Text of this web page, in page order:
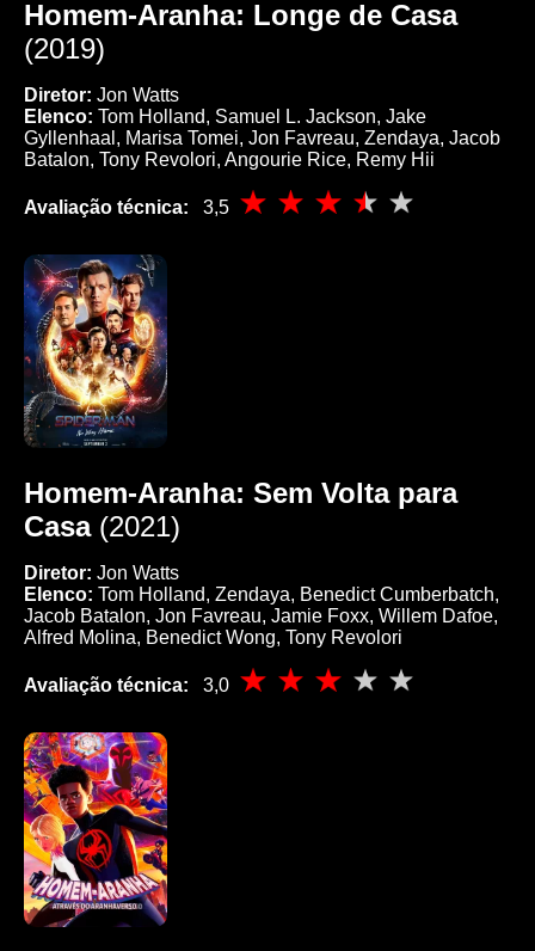
Homem-Aranha: Longe de Casa
(2019)
Diretor: Jon Watts
Elenco: Tom Holland, Samuel L. Jackson, Jake
Gyllenhaal, Marisa Tomei, Jon Favreau, Zendaya, Jacob
Batalon, Tony Revolori, Angourie Rice, Remy Hii
Avaliação técnica: 3,5
Homem-Aranha: Sem Volta para
Casa(2021)
Diretor: Jon Watts
Elenco: Tom Holland, Zendaya, Benedict Cumberbatch,
Jacob Batalon, Jon Favreau, Jamie Foxx, Willem Dafoe,
Alfred Molina, Benedict Wong, Tony Revolori
Avaliação técnica: 3,0